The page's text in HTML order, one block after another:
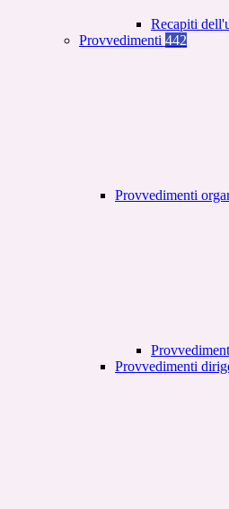
Recapiti
Provvedimenti 442
Provvedimenti
Provvedimenti